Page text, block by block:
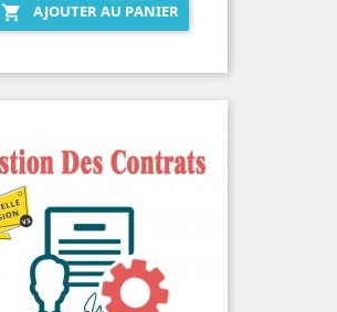
 AJOUTER AU PANIER